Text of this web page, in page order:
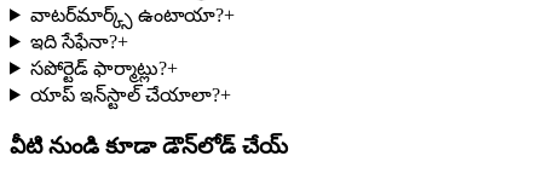
వాటర్‌మార్క్స్ ఉంటాయా?+
ఇది సేఫేనా?+
సపోర్టెడ్ ఫార్మాట్లు?+
యాప్ ఇన్‌స్టాల్ చేయాలా?+
వీటి నుండి కూడా డౌన్‌లోడ్ చేయ్